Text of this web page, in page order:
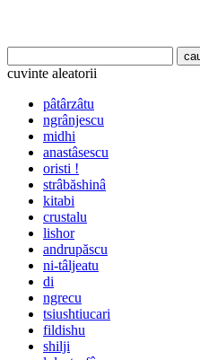
cuvinte aleatorii
pâtârzâtu
ngrânjescu
midhi
anastâsescu
oristi !
strâbăshinâ
kitabi
crustalu
lishor
andrupăscu
ni-tâljeatu
di
ngrecu
tsiushtiucari
fildishu
shilji